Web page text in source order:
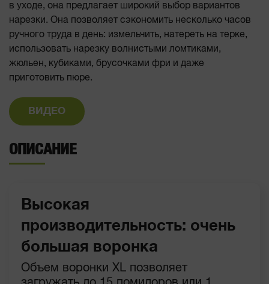
в уходе, она предлагает широкий выбор вариантов
нарезки. Она позволяет сэкономить несколько часов
ручного труда в день: измельчить, натереть на терке,
использовать нарезку волнистыми ломтиками,
жюльен, кубиками, брусочками фри и даже
приготовить пюре.
ВИДЕО
ОПИСАНИЕ
Высокая
производительность: очень
большая воронка
Объем воронки XL позволяет